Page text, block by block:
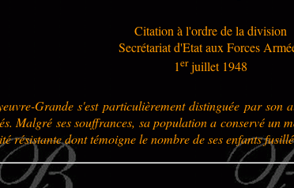
Citation à l'ordre de la division
Secrétariat d'Etat aux Forces
1erjuillet 1948
Grande s'est particulièrement distinguée par son
Malgré ses souffrances, sa population a conservé un
résistante dont témoigne le nombre de ses enfants